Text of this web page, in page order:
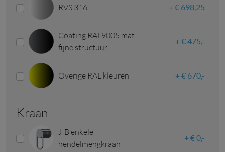
RVS 316 € 698,25
Coating RAL9005 mat
fijne structuur
€ 475,-
Overige RAL kleuren € 670,-
Kraan
JIB enkele
hendelmengkraan
€ 0,-